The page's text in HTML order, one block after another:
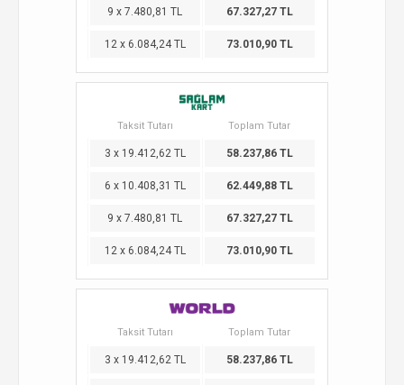
9 x 7.480,81 TL 67.327,27 TL
12 x 6.084,24 TL 73.010,90 TL
Taksit Tutarı Toplam Tutar
3 x 19.412,62 TL 58.237,86 TL
6 x 10.408,31 TL 62.449,88 TL
9 x 7.480,81 TL 67.327,27 TL
12 x 6.084,24 TL 73.010,90 TL
Taksit Tutarı Toplam Tutar
3 x 19.412,62 TL 58.237,86 TL